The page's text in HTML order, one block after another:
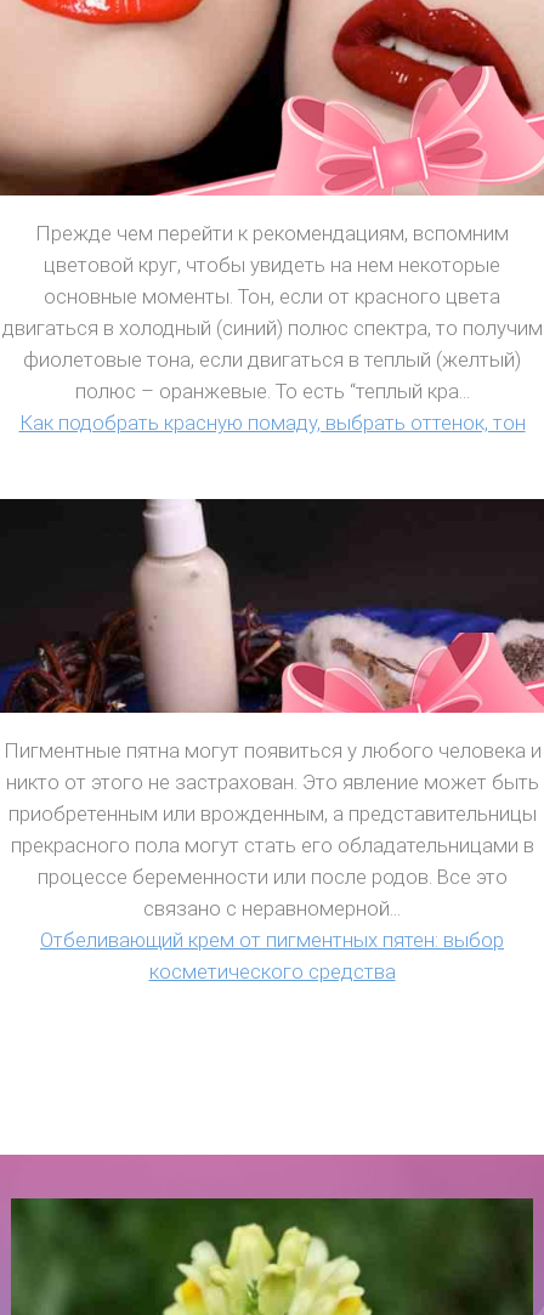
Прежде чем перейти к рекомендациям, вспомним
цветовой круг, чтобы увидеть на нем некоторые
основные моменты. Тон, если от красного цвета
двигаться в холодный (синий) полюс спектра, то получим
фиолетовые тона, если двигаться в теплый (желтый)
полюс – оранжевые. То есть “теплый кра...
Как подобрать красную помаду, выбрать оттенок, тон
Пигментные пятна могут появиться у любого человека и
никто от этого не застрахован. Это явление может быть
приобретенным или врожденным, а представительницы
прекрасного пола могут стать его обладательницами в
процессе беременности или после родов. Все это
связано с неравномерной...
Отбеливающий крем от пигментных пятен: выбор
косметического средства